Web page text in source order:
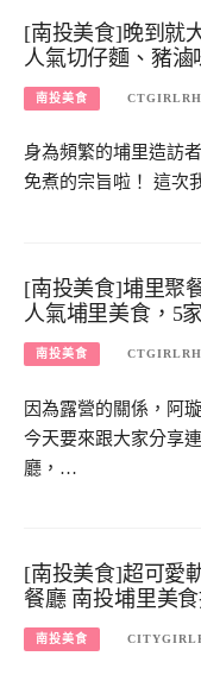
[南投美食]晚到就
人氣切仔麵、豬
南投美食
身為頻繁的埔里造訪
免煮的宗旨啦！ 這次
[南投美食]埔里聚
人氣埔里美食，5
南投美食
因為露營的關係，阿
今天要來跟大家分享
廳，…
[南投美食]超可愛
餐廳 南投埔里美
南投美食